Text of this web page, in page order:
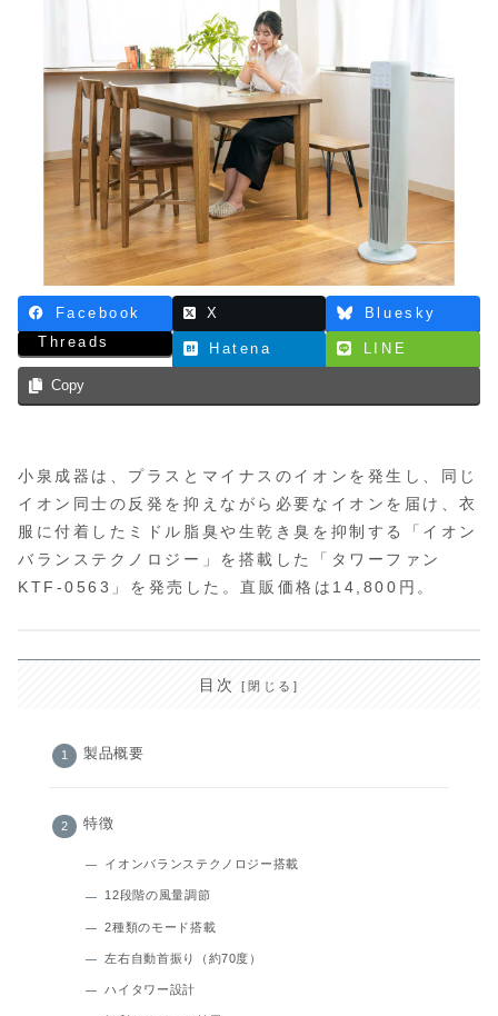
Facebook X
Bluesky
Threads
Hatena LINE
Copy
小泉成器は、プラスとマイナスのイオンを発生し、同じ
イオン同士の反発を抑えながら必要なイオンを届け、衣
服に付着したミドル脂臭や生乾き臭を抑制する「イオン
バランステクノロジー」を搭載した「タワーファン
KTF-0563」を発売した。直販価格は14,800円。
目次
製品概要
特徴
イオンバランステクノロジー搭載
12段階の風量調節
2種類のモード搭載
左右自動首振り（約70度）
ハイタワー設計